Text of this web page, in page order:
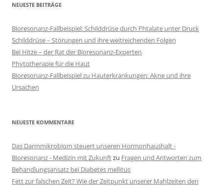
NEUESTE BEITRÄGE
Bioresonanz-Fallbeispiel: Schilddrüse durch Phtalate unter Druck
Schilddrüse – Störungen und ihre weitreichenden Folgen
Bei Hitze – der Rat der Bioresonanz-Experten
Phytotherapie für die Haut
Bioresonanz-Fallbeispiel zu Hauterkrankungen: Akne und ihre
Ursachen
NEUESTE KOMMENTARE
Das Darmmikrobiom steuert unseren Hormonhaushalt -
Bioresonanz - Medizin mit Zukunftzu Fragen und Antworten zum
Behandlungsansatz bei Diabetes mellitus
Fett zur falschen Zeit? Wie der Zeitpunkt unserer Mahlzeiten den